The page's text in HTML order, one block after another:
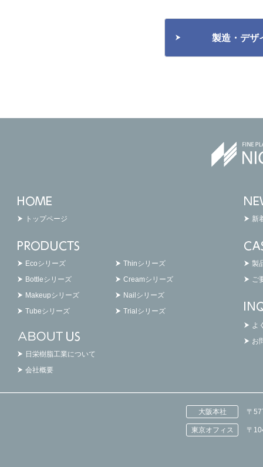
製造・デザ
トップページ
Ecoシリーズ
Thinシリーズ
Bottleシリーズ
Creamシリーズ
Makeupシリーズ
Nailシリーズ
Tubeシリーズ
Trialシリーズ
日栄樹脂工業について
会社概要
新
製
ご
よ
お
大阪本社 〒
東京オフィス 〒